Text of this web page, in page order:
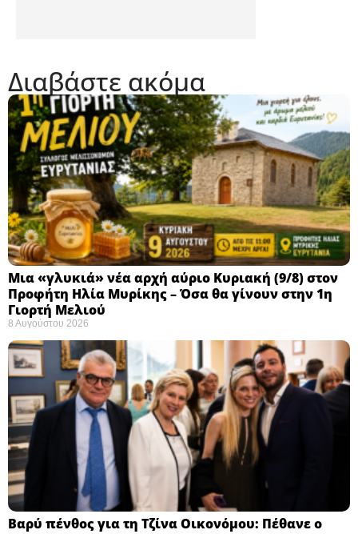
Διαβάστε ακόμα
Μια «γλυκιά» νέα αρχή αύριο Κυριακή (9/8) στον
Προφήτη Ηλία Μυρίκης – Όσα θα γίνουν στην 1η
Γιορτή Μελιού
8 Αυγούστου 2026
Βαρύ πένθος για τη Τζίνα Οικονόμου: Πέθανε ο